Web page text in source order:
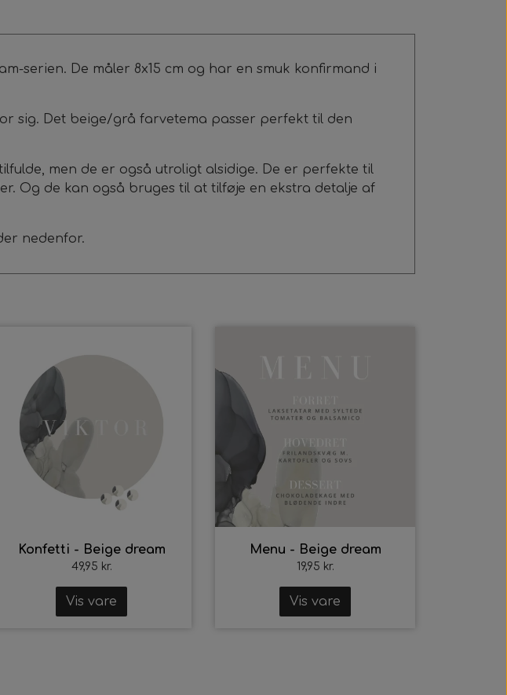
serien. De måler 8x15 cm og har en smuk konfirmand i
sig. Det beige/grå farvetema passer perfekt til den
men de er også utroligt alsidige. De er perfekte til
Og de kan også bruges til at tilføje en ekstra detalje af
nedenfor.
Konfetti - Beige dream
49,95 kr.
Vis vare
Menu - Beige dream
19,95 kr.
Vis vare